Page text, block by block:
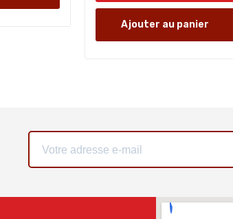
Ajouter au panier